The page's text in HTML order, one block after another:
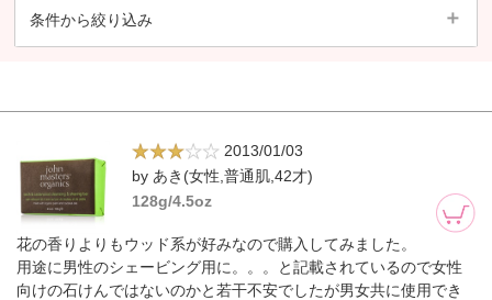
条件から絞り込み
2013/01/03
by あき(女性,普通肌,42才)
128g/4.5oz
花の香りよりもウッド系が好みなので購入してみました。
用途に男性のシェービング用に。。。と記載されているので女性
向けの石けんではないのかと若干不安でしたが男女共に使用でき